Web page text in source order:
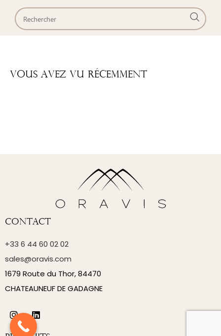
Vous Avez Vu Récemment
Contact
+33 6 44 60 02 02
sales@oravis.com
1679 Route du Thor, 84470
CHATEAUNEUF DE GADAGNE